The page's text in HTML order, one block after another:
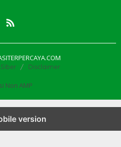
Disclaimer
Non AMP
version